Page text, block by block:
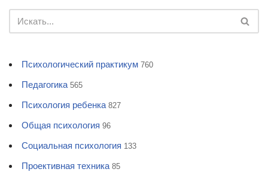
Психологический практикум 760
Педагогика 565
Психология ребенка 827
Общая психология 96
Социальная психология 133
Проективная техника 85